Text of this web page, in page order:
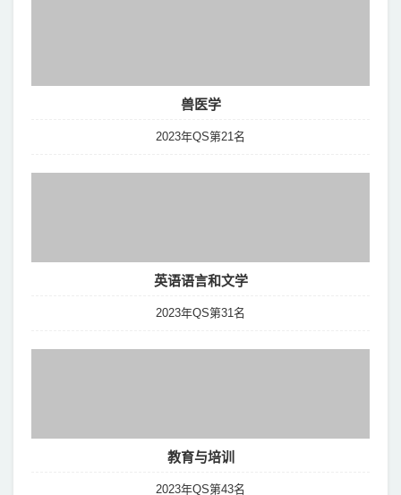
兽医学
2023年QS第21名
英语语言和文学
2023年QS第31名
教育与培训
2023年QS第43名